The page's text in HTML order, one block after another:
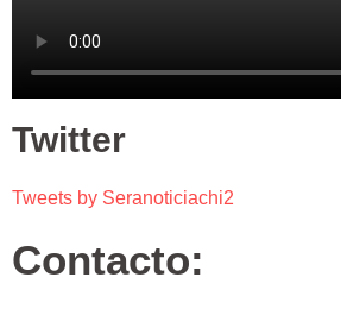
Twitter
Tweets by Seranoticiachi2
Contacto: